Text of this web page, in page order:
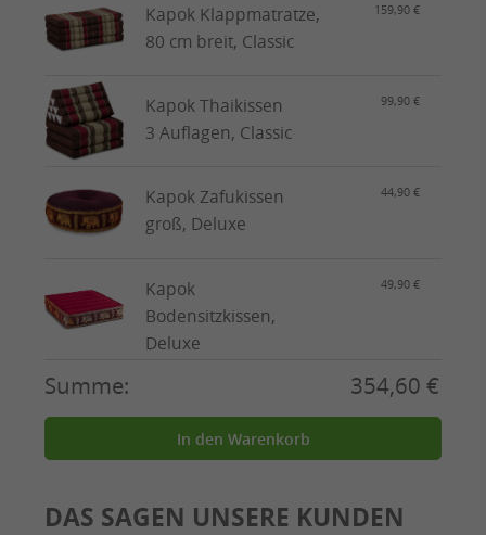
Kapok Klappmatratze,
80 cm breit, Classic
159,90 €
Kapok Thaikissen
3 Auflagen, Classic
99,90 €
Kapok Zafukissen
groß, Deluxe
44,90 €
Kapok
Bodensitzkissen,
Deluxe
49,90 €
Summe: 354,60 €
In den Warenkorb
DAS SAGEN UNSERE KUNDEN